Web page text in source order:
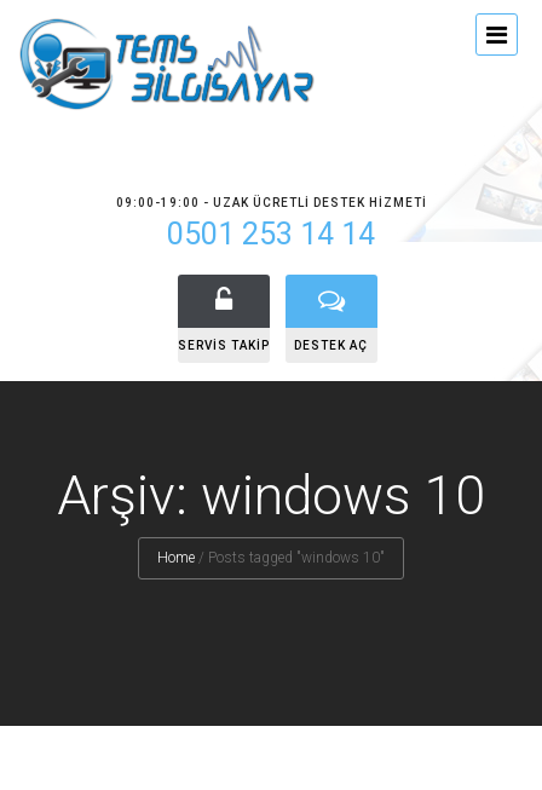
09:00-19:00 - UZAK ÜCRETLI DESTEK HIZMETI
0501 253 14 14
SERVIS TAKIP DESTEK AÇ
Arşiv: windows 10
Home / Posts tagged "windows 10"